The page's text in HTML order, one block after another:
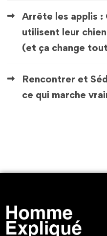
Arrête les applis :
utilisent leur
(et ça change
Rencontrer et
ce qui marche